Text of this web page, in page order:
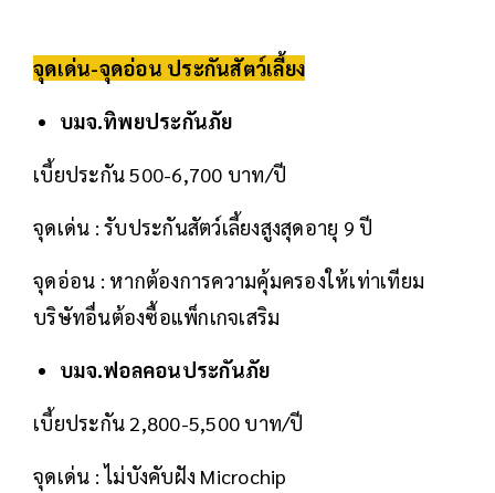
จุดเด่น-จุดอ่อน ประกันสัตว์เลี้ยง
บมจ.ทิพยประกันภัย
เบี้ยประกัน 500-6,700 บาท/ปี
จุดเด่น : รับประกันสัตว์เลี้ยงสูงสุดอายุ 9 ปี
จุดอ่อน : หากต้องการความคุ้มครองให้เท่าเทียม
บริษัทอื่นต้องซื้อแพ็กเกจเสริม
บมจ.ฟอลคอนประกันภัย
เบี้ยประกัน 2,800-5,500 บาท/ปี
จุดเด่น : ไม่บังคับฝัง Microchip